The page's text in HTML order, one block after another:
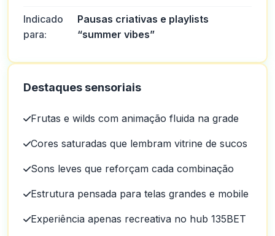
Indicado
para:
Pausas criativas e playlists
“summer vibes”
Destaques sensoriais
Frutas e wilds com animação fluida na grade
Cores saturadas que lembram vitrine de sucos
Sons leves que reforçam cada combinação
Estrutura pensada para telas grandes e mobile
Experiência apenas recreativa no hub 135BET